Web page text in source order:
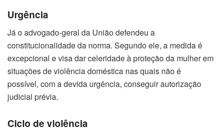
Urgência
Já o advogado-geral da União defendeu a
constitucionalidade da norma. Segundo ele, a medida é
excepcional e visa dar celeridade à proteção da mulher em
situações de violência doméstica nas quais não é
possível, com a devida urgência, conseguir autorização
judicial prévia.
Ciclo de violência